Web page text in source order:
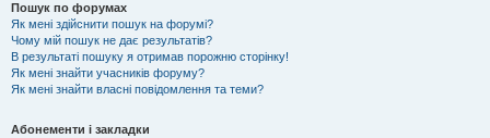
Пошук по форумах
Як мені здійснити пошук на форумі?
Чому мій пошук не дає результатів?
В результаті пошуку я отримав порожню сторінку!
Як мені знайти учасників форуму?
Як мені знайти власні повідомлення та теми?
Абонементи і закладки